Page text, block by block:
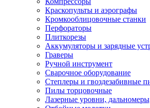
Краскопульты и аэрографы
Кромкооблицовочные станки
Перфораторы
Плиткорезы
Аккумуляторы и зарядные
Граверы
Ручной инструмент
Сварочное оборудование
Степлеры и гвоздезабивные
Пилы торцовочные
Лазерные уровни,